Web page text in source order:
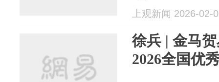
上观新闻 2026-02-
徐兵 | 金马
2026全国优